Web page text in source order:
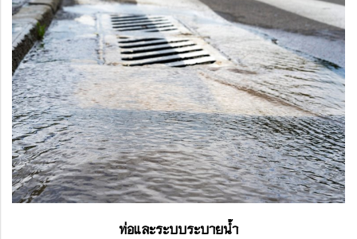
ท่อและระบบระบายน้ำ